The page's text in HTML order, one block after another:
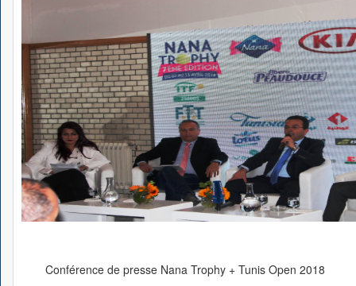
Conférence de presse Nana Trophy + Tunis Open 2018